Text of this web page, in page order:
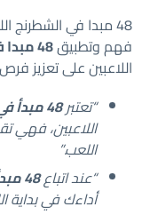
48 مبدا في الشطرنج
فهم وتطبيق48 مبدا في الشطرنج
اللاعبين على تعزيز
“تعتبر48 مبدأ في الشطرنج
اللاعبين، فهي
اللعب.”
“عند اتباع48 مبدأ في الشطرنج
أداءك في بداية